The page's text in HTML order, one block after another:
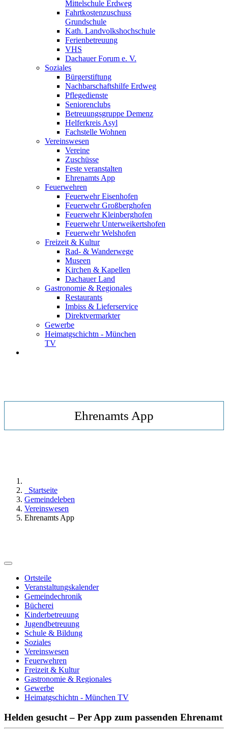
Mittelschule Erdweg
Fahrtkostenzuschuss
Grundschule
Kath. Landvolkshochschule
Ferienbetreuung
VHS
Dachauer Forum e. V.
Soziales
Bürgerstiftung
Nachbarschaftshilfe Erdweg
Pflegedienste
Seniorenclubs
Betreuungsgruppe Demenz
Helferkreis Asyl
Fachstelle Wohnen
Vereinswesen
Vereine
Zuschüsse
Feste veranstalten
Ehrenamts App
Feuerwehren
Feuerwehr Eisenhofen
Feuerwehr Großberghofen
Feuerwehr Kleinberghofen
Feuerwehr Unterweikertshofen
Feuerwehr Welshofen
Freizeit & Kultur
Rad- & Wanderwege
Museen
Kirchen & Kapellen
Dachauer Land
Gastronomie & Regionales
Restaurants
Imbiss & Lieferservice
Direktvermarkter
Gewerbe
Heimatgschichtn - München
TV
Ehrenamts App
Startseite
Gemeindeleben
Vereinswesen
Ehrenamts App
Ortsteile
Veranstaltungskalender
Gemeindechronik
Bücherei
Kinderbetreuung
Jugendbetreuung
Schule & Bildung
Soziales
Vereinswesen
Feuerwehren
Freizeit & Kultur
Gastronomie & Regionales
Gewerbe
Heimatgschichtn - München TV
Helden gesucht – Per App zum passenden Ehrenamt